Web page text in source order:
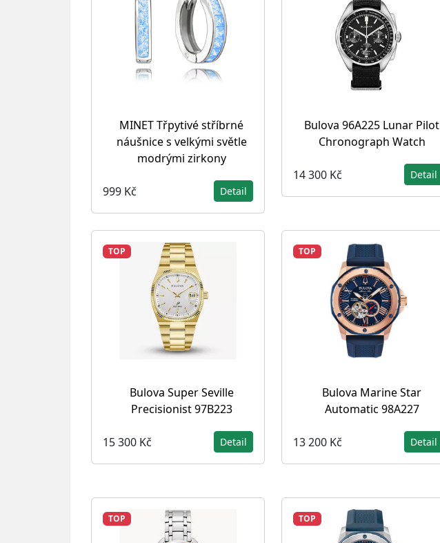
MINET Třpytivé stříbrné
náušnice s velkými světle
modrými zirkony
999 Kč Detail
Bulova 96A225 Lunar Pilot
Chronograph Watch
14 300 Kč Detail
TOP
Bulova Super Seville
Precisionist 97B223
15 300 Kč Detail
TOP
Bulova Marine Star
Automatic 98A227
13 200 Kč Detail
TOP TOP